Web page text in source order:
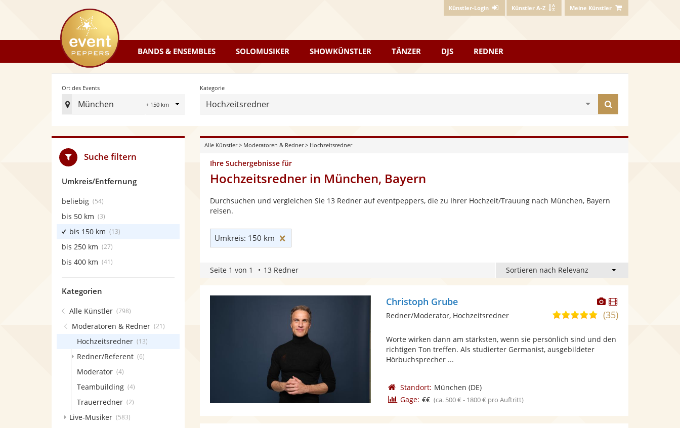
Künstler-Login Künstler A-Z Meine Künstler
eventpeppers
BANDS & ENSEMBLES SOLOMUSIKER SHOWKÜNSTLER TÄNZER DJS REDNER
Ort des Events
München
Radius
Ort
Events
festlegen
Kategorie
Hochzeitsredner
finden
Alle Künstler> Moderatoren & Redner> Hochzeitsredner
Ihre Suchergebnisse für
Hochzeitsredner in München, Bayern
Durchsuchen und vergleichen Sie 13 Redner auf eventpeppers, die zu Ihrer Hochzeit/Trauung nach München, Bayern
reisen.
Umkreis: 150 km
Seite 1 von 1 13 Redner
Dieser
Künstler
stellt
Fotos
bereit.
Dieser
Künstler
Christoph Grube
5,0
5
(35)
Redner/Moderator, Hochzeitsredner
Worte wirken dann am stärksten, wenn sie persönlich sind und den
richtigen Ton treffen. Als studierter Germanist, ausgebildeter
Hörbuchsprecher ...
Standort: München (DE)
Gage: €€ (ca. 500 € - 1800 € pro Auftritt)
Suche filtern
Umkreis/Entfernung
beliebig (54)
bis 50 km (3)
bis 150 km (13)
bis 250 km (27)
bis 400 km (41)
Kategorien
Alle Künstler (798)
Moderatoren & Redner (21)
Hochzeitsredner (13)
Redner/Referent (6)
Moderator (4)
Teambuilding (4)
Trauerredner (2)
Live-Musiker (583)